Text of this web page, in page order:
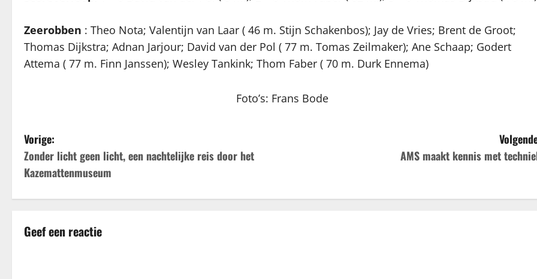
Zeerobben : Theo Nota; Valentijn van Laar ( 46 m. Stijn Schakenbos); Jay de Vries; Brent de Groot;
Thomas Dijkstra; Adnan Jarjour; David van der Pol ( 77 m. Tomas Zeilmaker); Ane Schaap; Godert
Attema ( 77 m. Finn Janssen); Wesley Tankink; Thom Faber ( 70 m. Durk Ennema)
Foto’s: Frans Bode
B
e
r
c
Vorige:
Zonder licht geen licht, een nachtelijke reis door het
Kazemattenmuseum
AMS maakt kennis met
Geef een reactie